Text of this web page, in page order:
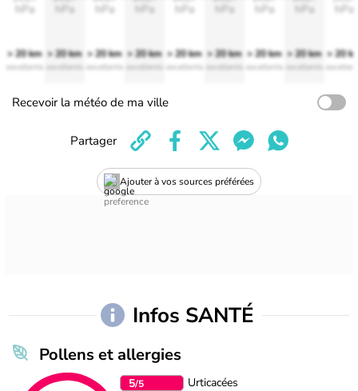
hPa
> 20 km
excellente
hPa
> 20 km
excellente
hPa
> 20 km
excellente
hPa
> 20 km
excellente
hPa
> 20 km
excellente
hPa
> 20 km
excellente
hPa
> 20 km
excellente
hPa
> 20 km
excellente
hPa
> 20
Recevoir la météo de ma ville
Ajouter à vos sources préférées
Partager
Infos SANTÉ
Pollens et allergies
5/5
Urticacées